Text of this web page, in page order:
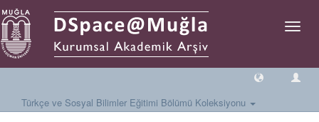
Geçiş
Türkçe ve Sosyal Bilimler Eğitimi Bölümü Koleksiyonu